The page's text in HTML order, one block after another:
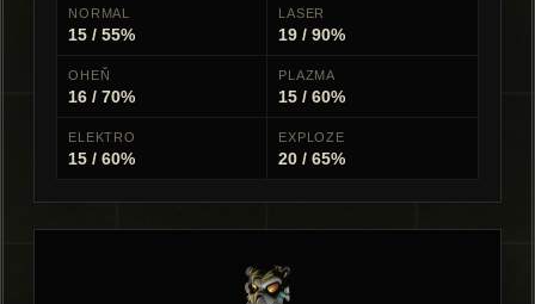
NORMAL
15 / 55%
LASER
19 / 90%
OHEŇ
16 / 70%
PLAZMA
15 / 60%
ELEKTRO
15 / 60%
EXPLOZE
20 / 65%